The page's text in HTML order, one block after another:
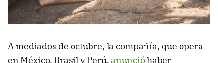
A mediados de octubre, la compañía, que opera
en México, Brasil y Perú, anuncióhaber